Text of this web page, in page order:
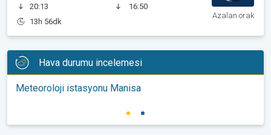
20:13
13h 56dk
16:50
Azalan orak
Hava durumu incelemesi
Meteoroloji istasyonu Manisa